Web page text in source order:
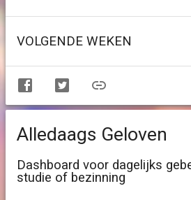
VOLGENDE WEKEN
Alledaags Geloven
Dashboard voor dagelijks
studie of bezinning